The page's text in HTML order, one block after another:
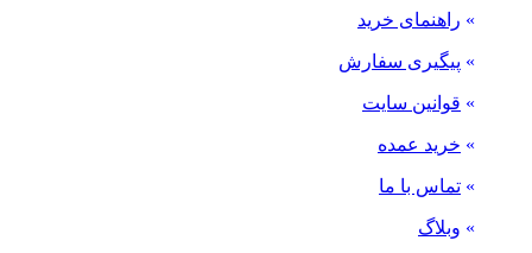
» راهنمای خرید
» پیگیری سفارش
» قوانین سایت
» خرید عمده
» تماس با ما
» وبلاگ